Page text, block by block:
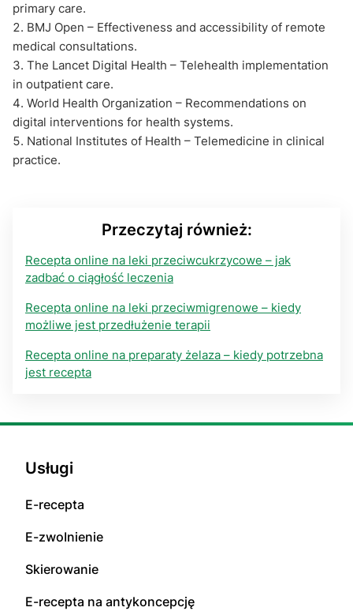
primary care.
BMJ Open – Effectiveness and accessibility of remote
medical consultations.
The Lancet Digital Health – Telehealth implementation
in outpatient care.
World Health Organization – Recommendations on
digital interventions for health systems.
National Institutes of Health – Telemedicine in clinical
practice.
Przeczytaj również:
Recepta online na leki przeciwcukrzycowe – jak
zadbać o ciągłość leczenia
Recepta online na leki przeciwmigrenowe – kiedy
możliwe jest przedłużenie terapii
Recepta online na preparaty żelaza – kiedy potrzebna
jest recepta
Usługi
E-rесерta
E-zwоInіenіе
Skierowanie
E-rесерta na аntуkоnсерсję